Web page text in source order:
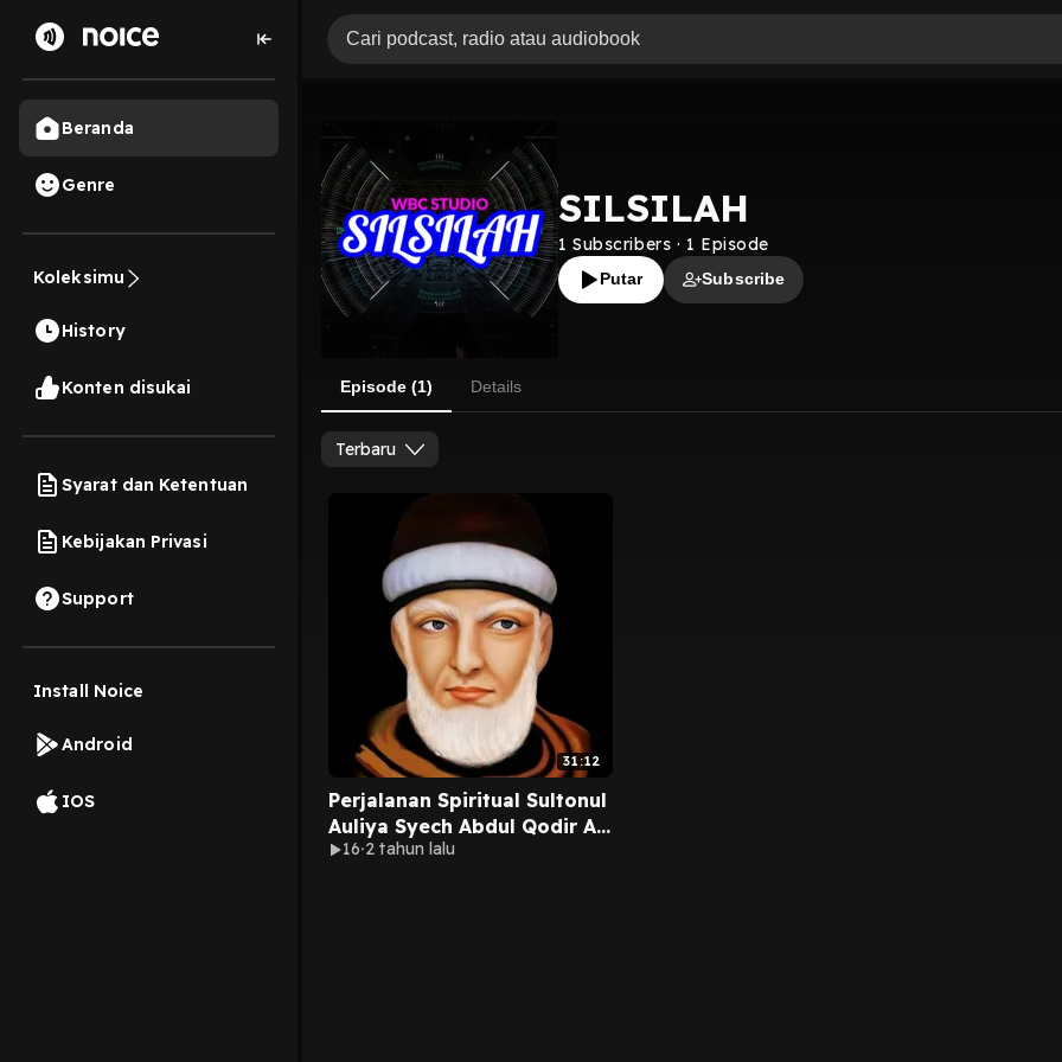
Beranda
Genre
Koleksimu
History
Konten disukai
Syarat dan Ketentuan
Kebijakan Privasi
Support
Install Noice
Android
IOS
SILSILAH
1 Subscribers · 1 Episode
Putar Subscribe
Episode (1) Details
Terbaru
31:12
Perjalanan Spiritual Sultonul
Auliya Syech Abdul Qodir Al
Jaelani
16 2 tahun lalu